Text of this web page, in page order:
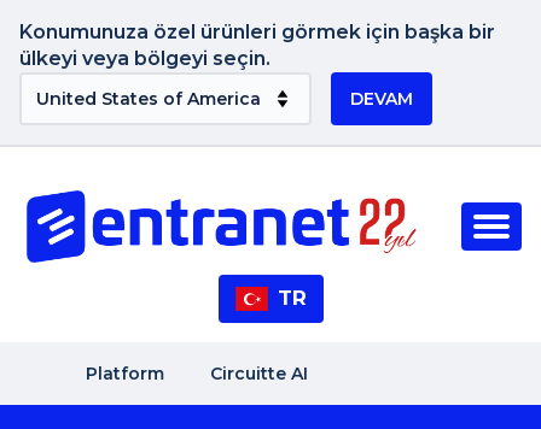
Konumunuza özel ürünleri görmek için başka bir
ülkeyi veya bölgeyi seçin.
DEVAM
TR
Platform Circuitte AI